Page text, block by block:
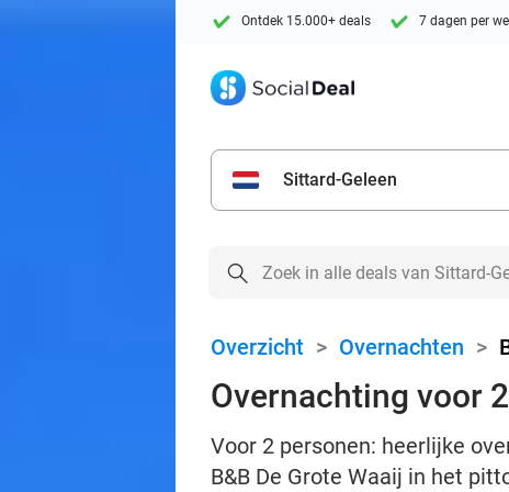
Ontdek 15.000+ deals 7 dagen per
Sittard-Geleen
Overzicht > Overnachten >
Overnachting voor
Voor 2 personen: heerlijke
B&B De Grote Waaij in het